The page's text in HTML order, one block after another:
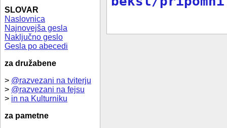
SLOVAR
Naslovnica
Najnovejša gesla
Naključno geslo
Gesla po abecedi
za družabene
> @razvezani na tviterju
> @razvezani na fejsu
> in na Kulturniku
za pametne